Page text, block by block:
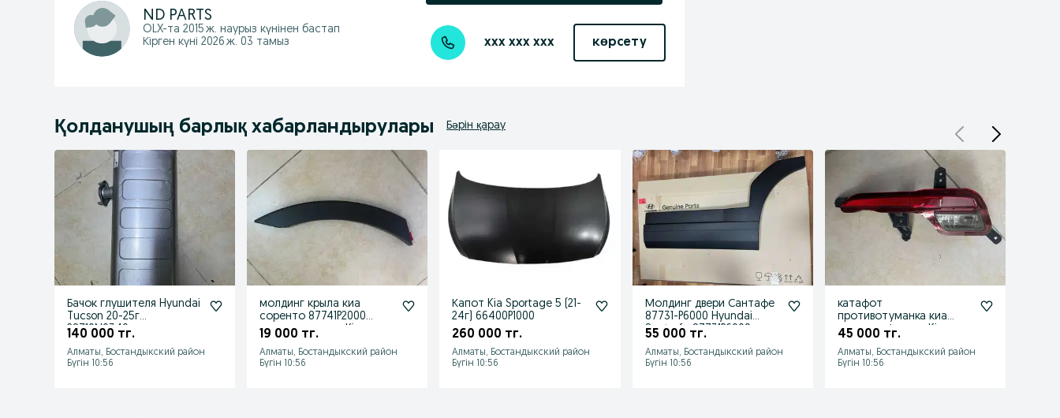
ND PARTS
OLX-та 2015 ж. наурыз күнінен бастап
Кірген күні 2026 ж. 03 тамыз
xxx xxx xxx көрсету
Қолданушың барлық хабарландырулары Бәрін қарау
Бачок глушителя Hyundai
Tucson 20-25г
28710N9340
140 000 тг.
Алматы, Бостандыкский район
Бүгін 10:56
молдинг крыла киа
соренто 87741P2000
накладка крыла Kia
19 000 тг.
Алматы, Бостандыкский район
Бүгін 10:56
Капот Kia Sportage 5 (21-
24г) 66400P1000
260 000 тг.
Алматы, Бостандыкский район
Бүгін 10:56
Молдинг двери Сантафе
87731-P6000 Hyundai
Santa fe 87731P6000
55 000 тг.
Алматы, Бостандыкский район
Бүгін 10:56
катафот
противотуманка киа
соренто фонарь Kia
45 000 тг.
Алматы, Бостандыкский район
Бүгін 10:56